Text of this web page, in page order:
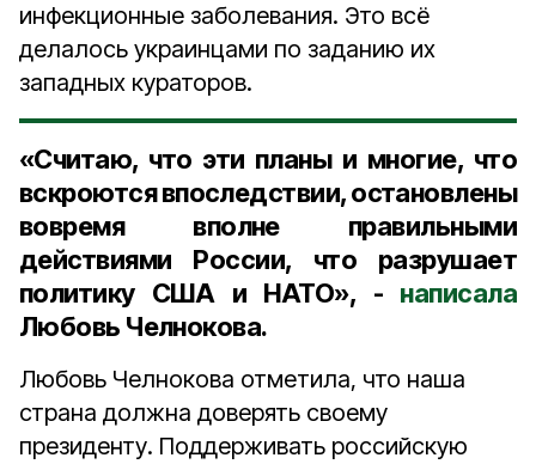
инфекционные заболевания. Это всё
делалось украинцами по заданию их
западных кураторов.
«Считаю, что эти планы и многие, что
вскроются впоследствии, остановлены
вовремя вполне правильными
действиями России, что разрушает
политику США и НАТО», - написала
Любовь Челнокова.
Любовь Челнокова отметила, что наша
страна должна доверять своему
президенту. Поддерживать российскую